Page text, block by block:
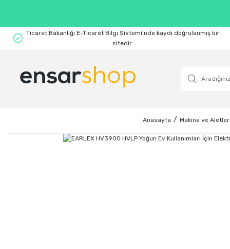
Ticaret Bakanlığı E-Ticaret Bilgi Sistemi'nde kaydı doğrulanmış bir
sitedir.
Anasayfa Makina ve Aletler